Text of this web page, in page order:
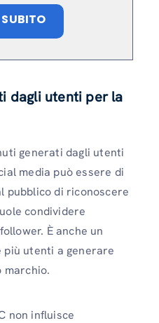
dagli utenti per la
generati dagli utenti
media può essere di
pubblico di riconoscere
condividere
È anche un
utenti a generare
non influisce